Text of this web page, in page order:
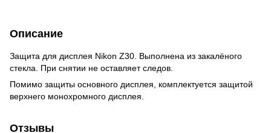
Описание
Защита для дисплея Nikon Z30. Выполнена из закалёного
стекла. При снятии не оставляет следов.
Помимо защиты основного дисплея, комплектуется защитой
верхнего монохромного дисплея.
Отзывы